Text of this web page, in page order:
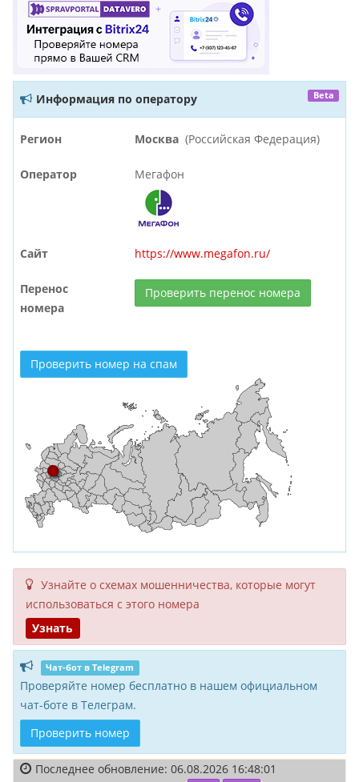
Информация по оператору Beta
Регион Москва (Российская Федерация)
Оператор Мегафон
Сайт https://www.megafon.ru/
Перенос
номера
Проверить перенос номера
Проверить номер на спам
Узнайте о схемах мошенни­чества, кото­рые могут
исполь­зоваться с этого номера
Узнать
Чат-бот в Telegram
Проверяйте номер бесплатно в нашем официальном
чат-боте в Телеграм.
Проверить номер
Последнее обновление: 06.08.2026 16:48:01